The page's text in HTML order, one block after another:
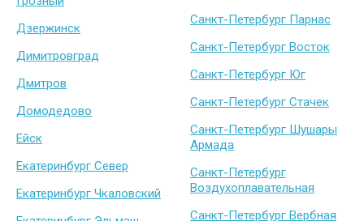
Дзержинск
Димитровград
Дмитров
Домодедово
Ейск
Екатеринбург Север
Екатеринбург Чкаловский
Санкт-Петербург Парнас
Санкт-Петербург Восток
Санкт-Петербург Юг
Санкт-Петербург Стачек
Санкт-Петербург Шушары
Армада
Санкт-Петербург
Воздухоплавательная
Санкт-Петербург Вербная